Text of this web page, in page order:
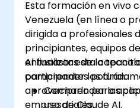
Esta formación en vivo
Venezuela (en línea o
dirigida a profesionales
principiantes, equipos
entusiastas de la
comprender los
aprovecharlo para
empresariales.
Al finalizar esta
participantes podrán:
Comprender las
uso de Claude AI.